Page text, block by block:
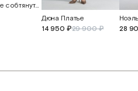
Лора платье с обтянутыми пуговицами
Дюна Платье
14 950 ₽29 900 ₽ 28